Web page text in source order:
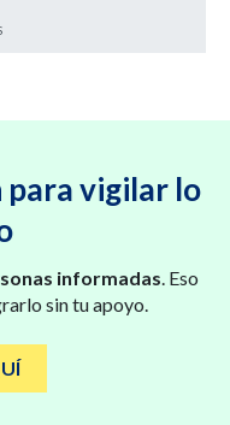
para vigilar lo
informadas. Eso
sin tu apoyo.